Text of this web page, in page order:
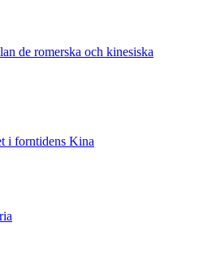
de romerska och kinesiska
i forntidens Kina